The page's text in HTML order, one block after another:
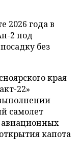
2026 года в
2 под
без
края
22»
самолет
капота